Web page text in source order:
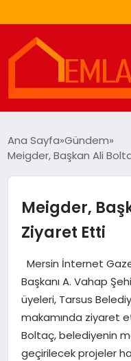
EKONOMI
DÜNYA
EĞITIM
MAGAZIN
SAĞLIK
SIYASET
Ana Sayfa Gündem
Meigder, Başkan Ali
Meigder,
Ziyaret Etti
Mersin İnternet
Başkanı A. Vahap
üyeleri, Tarsus
makamında ziyaret
Boltaç, belediyenin
geçirilecek projeler